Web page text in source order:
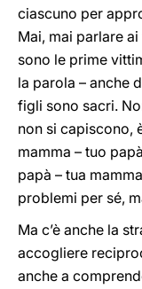
ciascuno per
Mai, mai parlare
sono le prime
la parola – anche
figli sono sacri.
non si capiscono,
mamma – tuo
papà – tua
problemi per sé,
Ma c’è anche la
accogliere
anche a